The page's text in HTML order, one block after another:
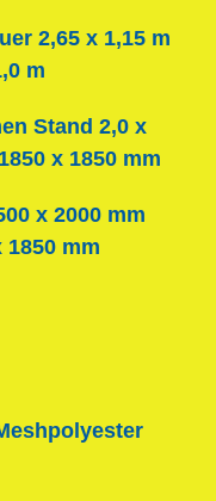
2,65 x 1,15 m
m
Stand 2,0 x
x 1850 mm
x 2000 mm
mm